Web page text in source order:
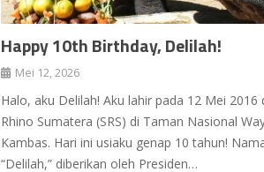
Happy 10th Birthday, Delilah!
Mei 12, 2026
Halo, aku Delilah! Aku lahir pada 12 Mei 2016
Rhino Sumatera (SRS) di Taman Nasional
Kambas. Hari ini usiaku genap 10 tahun!
“Delilah,” diberikan oleh Presiden…